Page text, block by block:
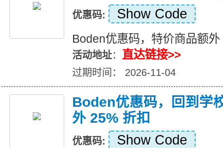
优惠码: Show Code
Boden优惠码，特价商品额
活动地址： 直达链接>>
过期时间： 2026-11-04
Boden优惠码，回到学
外 25% 折扣
优惠码: Show Code